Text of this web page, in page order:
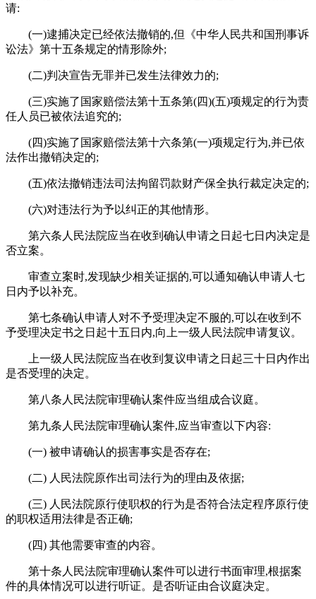
请:
(一)逮捕决定已经依法撤销的,但《中华人民共和国刑事诉
讼法》第十五条规定的情形除外;
(二)判决宣告无罪并已发生法律效力的;
(三)实施了国家赔偿法第十五条第(四)(五)项规定的行为责
任人员已被依法追究的;
(四)实施了国家赔偿法第十六条第(一)项规定行为,并已依
法作出撤销决定的;
(五)依法撤销违法司法拘留罚款财产保全执行裁定决定的;
(六)对违法行为予以纠正的其他情形。
第六条人民法院应当在收到确认申请之日起七日内决定是
否立案。
审查立案时,发现缺少相关证据的,可以通知确认申请人七
日内予以补充。
第七条确认申请人对不予受理决定不服的,可以在收到不
予受理决定书之日起十五日内,向上一级人民法院申请复议。
上一级人民法院应当在收到复议申请之日起三十日内作出
是否受理的决定。
第八条人民法院审理确认案件应当组成合议庭。
第九条人民法院审理确认案件,应当审查以下内容:
(一) 被申请确认的损害事实是否存在;
(二) 人民法院原作出司法行为的理由及依据;
(三) 人民法院原行使职权的行为是否符合法定程序原行使
的职权适用法律是否正确;
(四) 其他需要审查的内容。
第十条人民法院审理确认案件可以进行书面审理,根据案
件的具体情况可以进行听证。是否听证由合议庭决定。